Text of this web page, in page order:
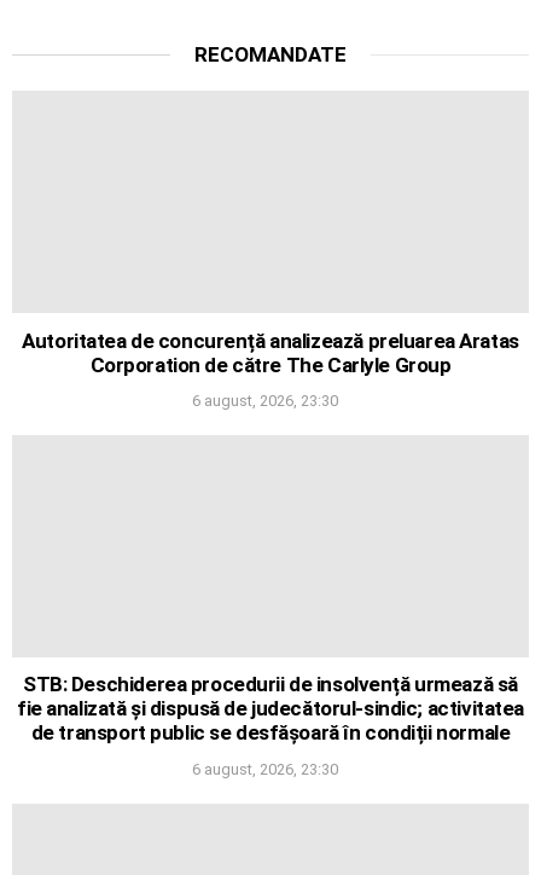
RECOMANDATE
Autoritatea de concurență analizează preluarea Aratas
Corporation de către The Carlyle Group
6 august, 2026, 23:30
STB: Deschiderea procedurii de insolvență urmează să
fie analizată și dispusă de judecătorul-sindic; activitatea
de transport public se desfășoară în condiții normale
6 august, 2026, 23:30